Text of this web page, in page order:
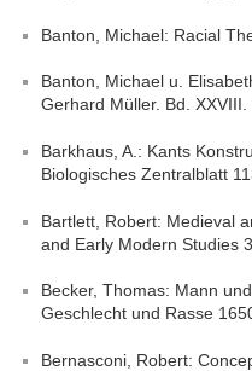
Banton, Michael: Racial
Banton, Michael u.
Gerhard Müller. Bd.
Barkhaus, A.: Kants
Biologisches Zentralblatt
Bartlett, Robert: Medieval
and Early Modern Studies
Becker, Thomas: Mann
Geschlecht und Rasse
Bernasconi, Robert: